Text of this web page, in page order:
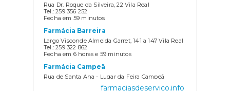
Rua Dr. Roque da Silveira, 22 Vila Real
Tel.: 259 356 252
Fecha em 59 minutos
Farmácia Barreira
Largo Visconde Almeida Garret, 141 a 147 Vila Real
Tel.: 259 322 862
Fecha em 6 horas e 59 minutos
Farmácia Campeã
Rua de Santa Ana - Lugar da Feira Campeã
farmaciasdeservico.info